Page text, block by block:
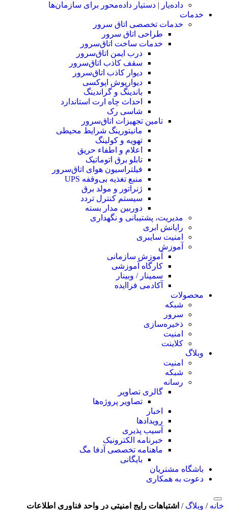
داده‌یار | دستیار داده‌محور برای سازمان‌ها
خدمات
خدمات تخصصی اتاق سرور
طراحی اتاق‌ سرور
خدمات ساخت اتاق‌سرور
درب ایمن اتاق‌سرور
سقف کاذب اتاق‌سرور
دیوار کاذب اتاق‌سرور
دیوار‌پوش اپوکسی
باندینگ و گراندینگ
احداث چاه ارت استاندارد
شاسی رک
تامین تجهیزات اتاق‌سرور
مانیتورینگ شرایط محیطی
تهویه و کولینگ
اعلام و اطفاء حریق
تابلو برق اتوماتیک
فیلتراسیون هوای اتاق‌سرور
منبع تغذیه بی‌وقفه ‌UPS
ژنراتور و مولد برق
سیستم کنترل تردد
دوربین مدار بسته
مدیریت، پشتیبانی و نگهداری
رایانش ابری
امنیت سایبری
آموزش
آموزش سازمانی
کارگاه آموزشی
سمینار / وبینار
آکادمی فراایده
محصولات
شبکه
سرور
ذخیره‌سازی
امنیت
کلاینت
وبلاگ
امنیت
شبکه
رسانه
گالری تصاویر
تصاویر پروژه‌ها
اخبار
رویدادها
آسیب پذیری
خبرنامه الکترونیک
ماهنامه تخصصی آدفا مگ
بایگانی
باشگاه مشتریان
دعوت به همکاری
خانه / وبلاگ / اشتباهات رایج امنیتی در واحد فناوری اطلاعات